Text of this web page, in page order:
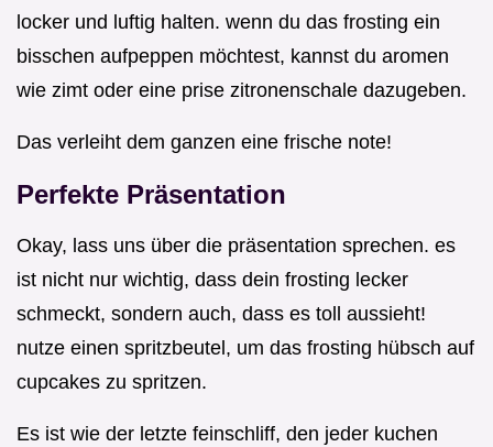
locker und luftig halten. wenn du das frosting ein
bisschen aufpeppen möchtest, kannst du aromen
wie zimt oder eine prise zitronenschale dazugeben.
Das verleiht dem ganzen eine frische note!
Perfekte Präsentation
Okay, lass uns über die präsentation sprechen. es
ist nicht nur wichtig, dass dein frosting lecker
schmeckt, sondern auch, dass es toll aussieht!
nutze einen spritzbeutel, um das frosting hübsch auf
cupcakes zu spritzen.
Es ist wie der letzte feinschliff, den jeder kuchen